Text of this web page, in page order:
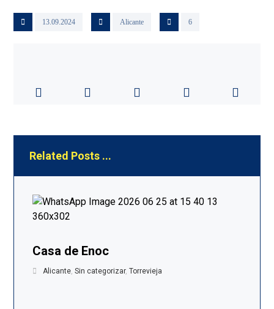
13.09.2024 Alicante 6
Related Posts ...
Casa de Enoc
Alicante,Sin categorizar,Torrevieja